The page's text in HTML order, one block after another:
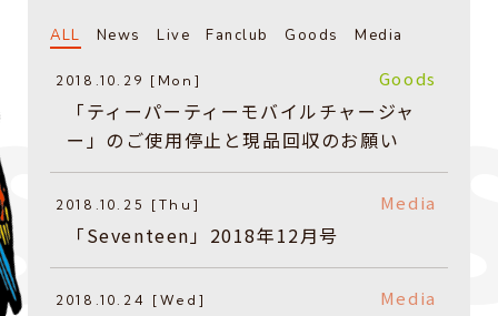
ALL News Live Fanclub Goods Media
2018.10.29 [Mon] Goods
「ティーパーティーモバイルチャージャ
ー」のご使用停止と現品回収のお願い
2018.10.25 [Thu] Media
「Seventeen」2018年12月号
2018.10.24 [Wed] Media